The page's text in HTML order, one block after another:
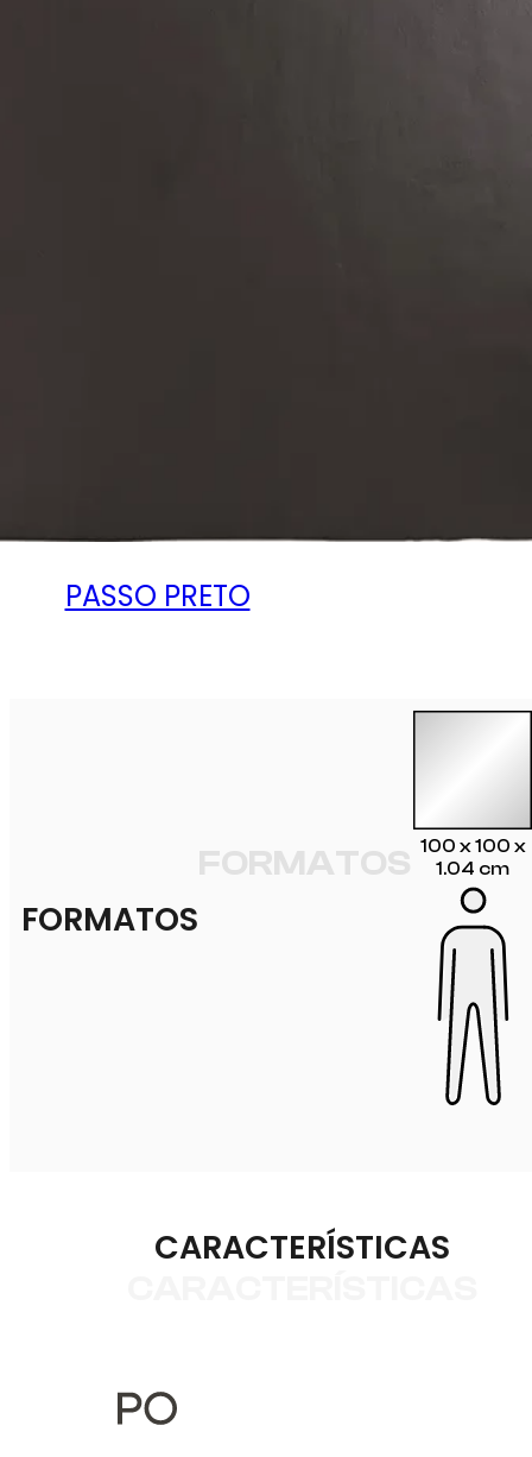
PASSO PRETO
FORMATOS
FORMATOS 100 x 100 x
1.04 cm
CARACTERÍSTICAS